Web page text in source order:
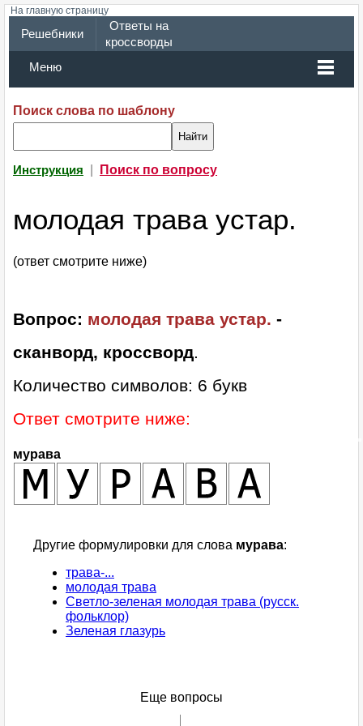
На главную страницу
Решебники
Ответы на
кроссворды
Меню
Поиск слова по шаблону
Инструкция Поиск по вопросу
молодая трава устар.
(ответ смотрите ниже)
Вопрос: молодая трава устар. -
сканворд, кроссворд.
Количество символов: 6 букв
Ответ смотрите ниже:
мурава
Другие формулировки для слова мурава:
трава-...
молодая трава
Светло-зеленая молодая трава (русск.
фольклор)
Зеленая глазурь
Еще вопросы